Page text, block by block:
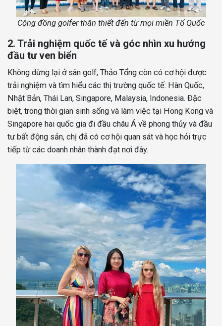
Cộng đồng golfer thân thiết đến từ mọi miền Tổ Quốc
2. Trải nghiệm quốc tế và góc nhìn xu hướng
đầu tư ven biển
Không dừng lại ở sân golf, Thảo Tổng còn có cơ hội được
trải nghiệm và tìm hiểu các thị trường quốc tế: Hàn Quốc,
Nhật Bản, Thái Lan, Singapore, Malaysia, Indonesia. Đặc
biệt, trong thời gian sinh sống và làm việc tại Hong Kong và
Singapore hai quốc gia đi đầu châu Á về phong thủy và đầu
tư bất động sản, chị đã có cơ hội quan sát và học hỏi trực
tiếp từ các doanh nhân thành đạt nơi đây.